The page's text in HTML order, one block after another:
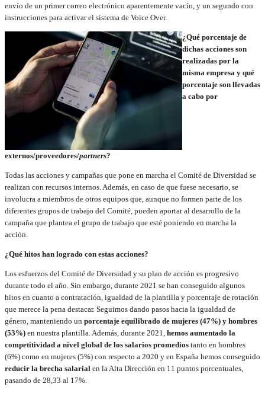
envío de un primer correo electrónico aparentemente vacío, y un segundo con
instrucciones para activar el sistema de Voice Over.
¿Qué porcentaje de
dichas acciones son
realizadas por la
misma empresa y qué
porcentaje son llevadas
a cabo por
externos/proveedores/partners?
Todas las acciones y campañas que pone en marcha el Comité de Diversidad se
realizan con recursos internos. Además, en caso de que fuese necesario, se
involucra a miembros de otros equipos que, aunque no formen parte de los
diferentes grupos de trabajo del Comité, pueden aportar al desarrollo de la
campaña que plantea el grupo de trabajo que esté poniendo en marcha la
acción.
¿Qué hitos han logrado con estas acciones?
Los esfuerzos del Comité de Diversidad y su plan de acción es progresivo
durante todo el año. Sin embargo, durante 2021 se han conseguido algunos
hitos en cuanto a contratación, igualdad de la plantilla y porcentaje de rotación
que merece la pena destacar. Seguimos dando pasos hacia la igualdad de
género, manteniendo un porcentaje equilibrado de mujeres (47%) y hombres
(53%) en nuestra plantilla. Además, durante 2021, hemos aumentado la
competitividad a nivel global de los salarios promedios tanto en hombres
(6%) como en mujeres (5%) con respecto a 2020 y en España hemos conseguido
reducir la brecha salarial en la Alta Dirección en 11 puntos porcentuales,
pasando de 28,33 al 17%.